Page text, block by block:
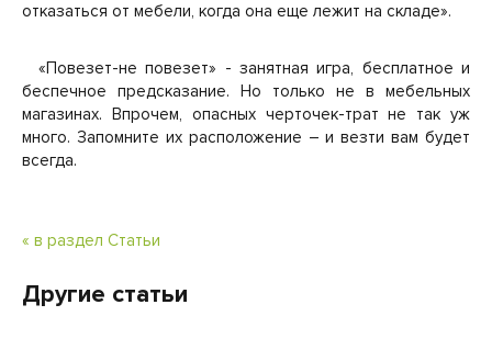
отказаться от мебели, когда она еще лежит на складе».
«Повезет-не повезет» - занятная игра, бесплатное и
беспечное предсказание. Но только не в мебельных
магазинах. Впрочем, опасных черточек-трат не так уж
много. Запомните их расположение – и везти вам будет
всегда.
« в раздел Статьи
Другие статьи